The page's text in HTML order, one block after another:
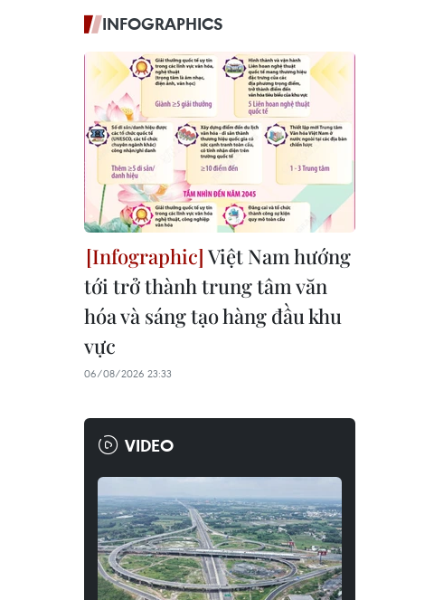
INFOGRAPHICS
Việt Nam hướng
tới trở thành trung tâm văn
hóa và sáng tạo hàng đầu khu
vực
06/08/2026 23:33
VIDEO